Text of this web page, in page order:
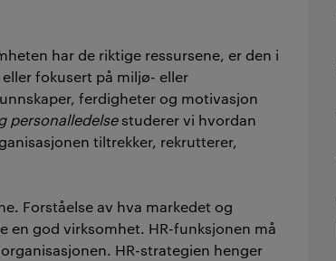
har de riktige ressursene, er den i
fokusert på miljø- eller
ferdigheter og motivasjon
personalledelsestuderer vi hvordan
tiltrekker, rekrutterer,
Forståelse av hva markedet og
en god virksomhet. HR-funksjonen må
HR-strategien henger